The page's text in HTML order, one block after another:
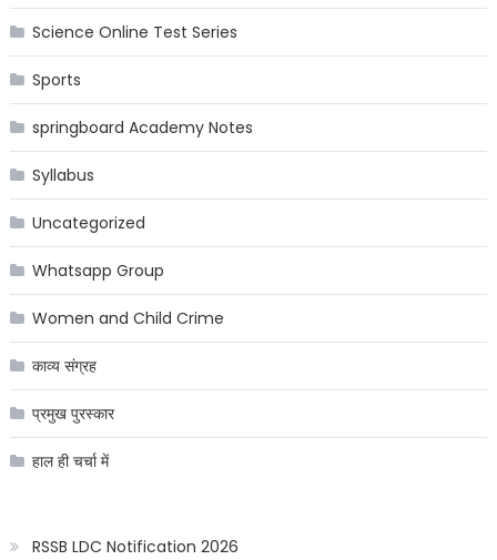
Science Online Test Series
Sports
springboard Academy Notes
Syllabus
Uncategorized
Whatsapp Group
Women and Child Crime
काव्य संग्रह
प्रमुख पुरस्कार
हाल ही चर्चा में
RSSB LDC Notification 2026